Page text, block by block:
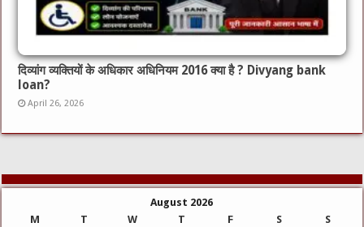
दिव्यांग व्यक्तियों के अधिकार अधिनियम 2016 क्या है ? Divyang bank
loan?
April 26, 2026
August 2026
M
T W T F S
S